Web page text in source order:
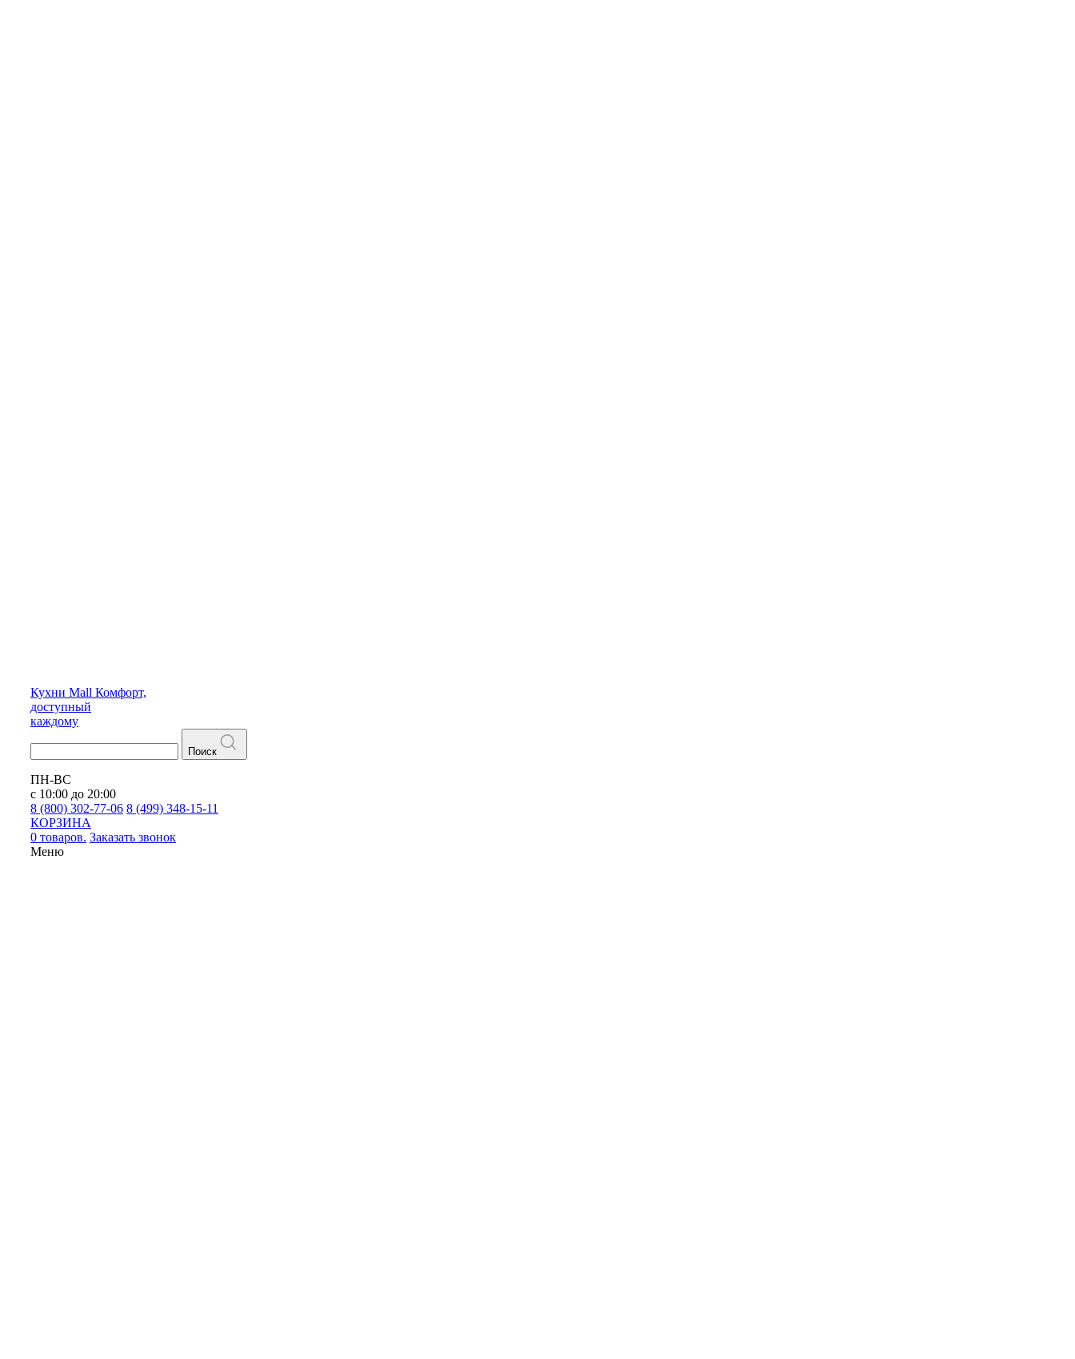
Кухни Mall Комфорт,
доступный
каждому
Поиск
ПН-ВС
с 10:00 до 20:00
8 (800) 302-77-06 8 (499) 348-15-11
КОРЗИНА
0 товаров. Заказать звонок
Меню